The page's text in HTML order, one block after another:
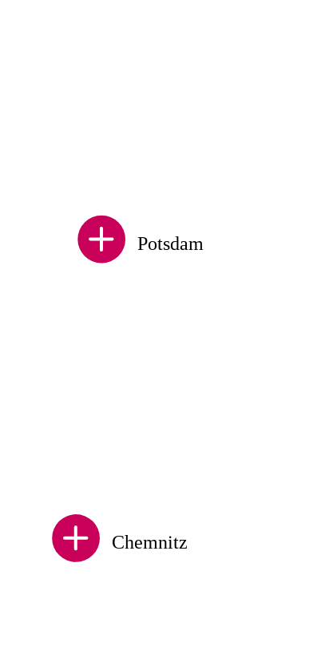
Potsdam
Chemnitz